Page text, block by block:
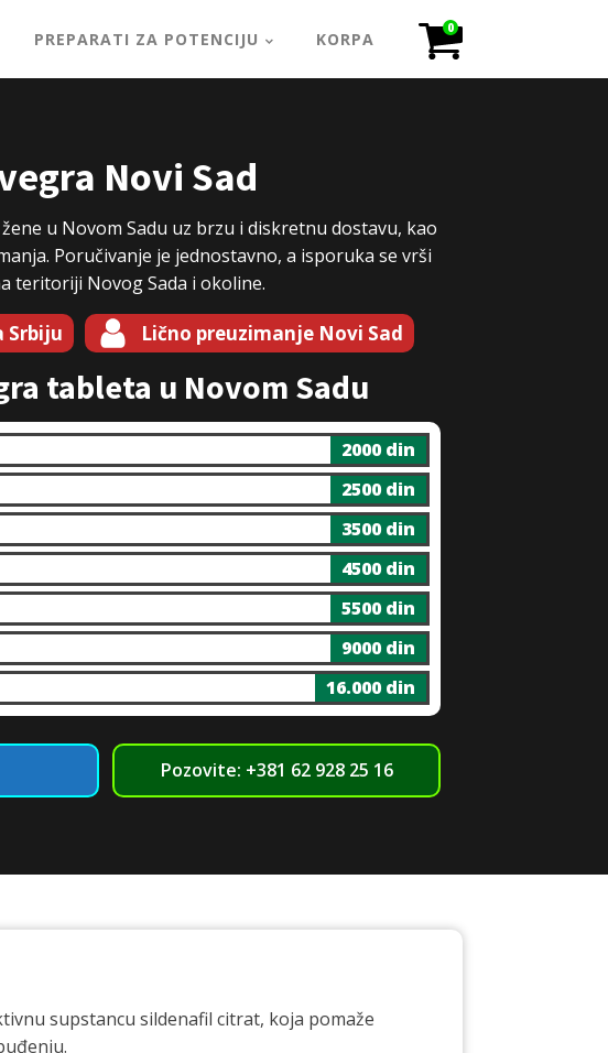
PREPARATI ZA POTENCIJU KORPA
0
Novi Sad
u Novom Sadu uz brzu i diskretnu dostavu, kao
Poručivanje je jednostavno, a isporuka se vrši
teritoriji Novog Sada i okoline.
Srbiju Lično preuzimanje Novi Sad
tableta u Novom Sadu
2000 din
2500 din
3500 din
4500 din
5500 din
9000 din
16.000 din
Pozovite: +381 62 928 25 16
supstancu sildenafil citrat, koja pomaže